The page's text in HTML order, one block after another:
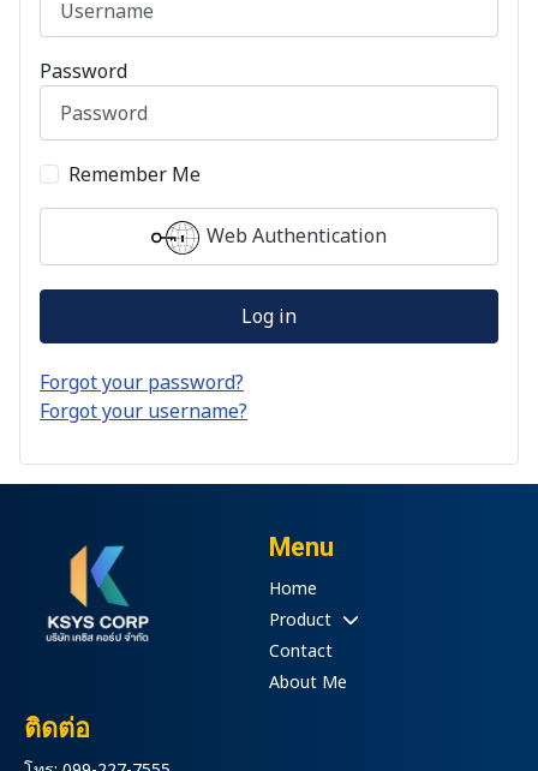
Password
Remember Me
Web Authentication
Log in
Forgot your password?
Forgot your username?
Menu
Home
Product
Contact
About Me
ติดต่อ